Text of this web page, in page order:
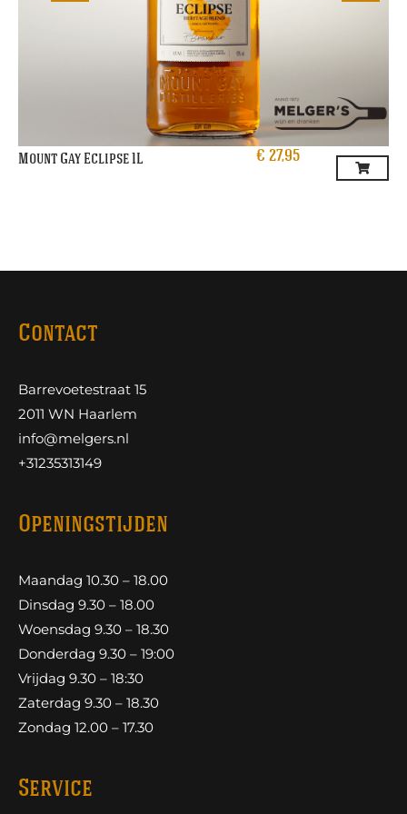
Mount Gay Eclipse 1L € 27,95
Contact
Barrevoetestraat 15
2011 WN Haarlem
info@melgers.nl
+31235313149
Openingstijden
Maandag 10.30 – 18.00
Dinsdag 9.30 – 18.00
Woensdag 9.30 – 18.30
Donderdag 9.30 – 19:00
Vrijdag 9.30 – 18:30
Zaterdag 9.30 – 18.30
Zondag 12.00 – 17.30
Service